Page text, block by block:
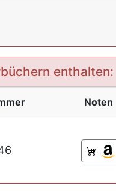
enthalten:
Noten